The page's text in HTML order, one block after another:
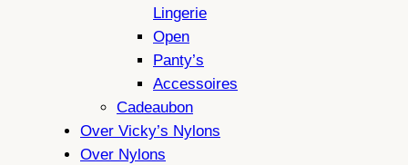
Lingerie
Open
Panty’s
Accessoires
Cadeaubon
Over Vicky’s Nylons
Over Nylons